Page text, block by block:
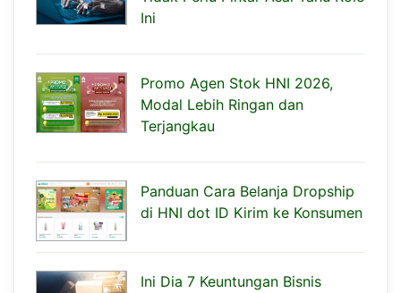
Ini
Promo Agen Stok HNI 2026,
Modal Lebih Ringan dan
Terjangkau
Panduan Cara Belanja Dropship
di HNI dot ID Kirim ke Konsumen
Ini Dia 7 Keuntungan Bisnis